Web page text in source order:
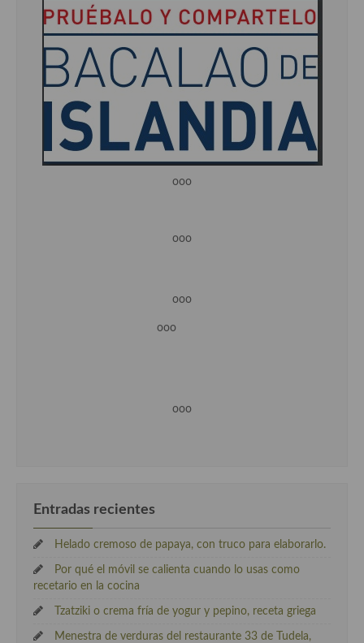
ooo
ooo
ooo
ooo
ooo
Entradas recientes
Helado cremoso de papaya, con truco para elaborarlo.
Por qué el móvil se calienta cuando lo usas como
recetario en la cocina
Tzatziki o crema fría de yogur y pepino, receta griega
Menestra de verduras del restaurante 33 de Tudela,